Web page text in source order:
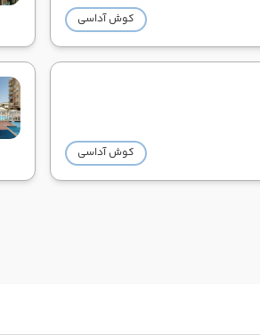
کوش آداسی
کوش آداسی